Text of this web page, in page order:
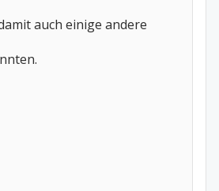
auch einige andere